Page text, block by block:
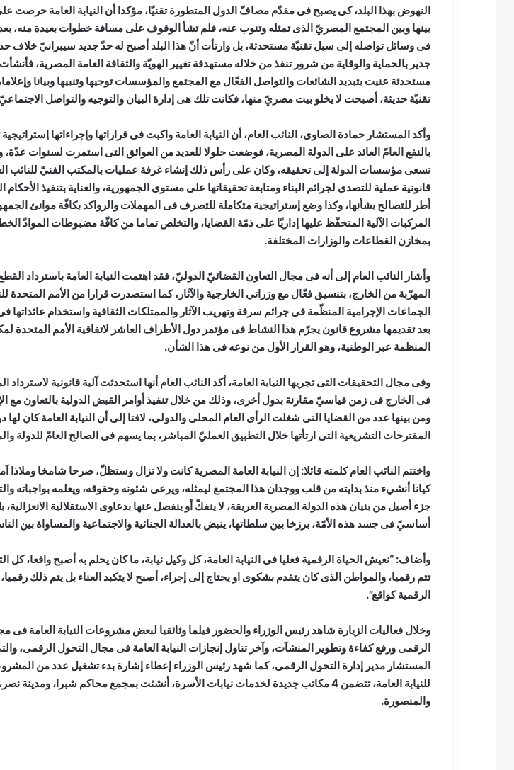
النهوض بهذا البلد، كى يصبح فى مقدّم مصافّ الدول المتطورة تقنيّا، مؤكدا أن النيابة العامة حرصت
بينها وبين المجتمع المصريّ الذى تمثله وتنوب عنه، فلم تشأ الوقوف على مسافة خطوات بعيدة منه،
فى وسائل تواصله إلى سبل تقنيّة مستحدثة، بل وارتأت أنّ هذا البلد أصبح له حدّ جديد سيبرانيّ خلاف
جدير بالحماية والوقاية من شرور تنفذ من خلاله مستهدفة تغيير الهويّة والثقافة العامة المصرية،
مستحدثة عنيت بتبديد الشائعات والتواصل الفعّال مع المجتمع والمؤسسات توجيها وتنبيها وبيانا
تقنيّة حديثة، أصبحت لا يخلو بيت مصريّ منها، فكانت تلك هى إدارة البيان والتوجيه والتواصل
وأكد المستشار حمادة الصاوى، النائب العام، أن النيابة العامة واكبت فى قراراتها وإجراءاتها
بالنفع العامّ العائد على الدولة المصرية، فوضعت حلولا للعديد من العوائق التى استمرت لسنوات
تسعى مؤسسات الدولة إلى تحقيقه، وكان على رأس ذلك إنشاء غرفة عمليات بالمكتب الفنيّ للنائب
قانونية عملية للتصدى لجرائم البناء ومتابعة تحقيقاتها على مستوى الجمهورية، والعناية بتنفيذ الأحكام
أطر للتصالح بشأنها، وكذا وضع إستراتيجية متكاملة للتصرف فى المهملات والرواكد بكافّة موانئ
المركبات الآلية المتحفّظ عليها إداريّا على ذمّة القضايا، والتخلص تماما من كافّة مضبوطات الموادّ
بمخازن القطاعات والوزارات المختلفة.
وأشار النائب العام إلى أنه فى مجال التعاون القضائيّ الدوليّ، فقد اهتمت النيابة العامة باسترداد
المهرّبة من الخارج، بتنسيق فعّال مع وزراتي الخارجية والآثار، كما استصدرت قرارا من الأمم المتحدة
الجماعات الإجرامية المنظّمة فى جرائم سرقة وتهريب الآثار والممتلكات الثقافية واستخدام عائداتها
بعد تقديمها مشروع قانون يجرّم هذا النشاط فى مؤتمر دول الأطراف العاشر لاتفاقية الأمم المتحدة
المنظمة عبر الوطنية، وهو القرار الأول من نوعه فى هذا الشأن.
وفى مجال التحقيقات التى تجريها النيابة العامة، أكد النائب العام أنها استحدثت آلية قانونية لاسترداد
فى الخارج فى زمن قياسيّ مقارنة بدول أخرى، وذلك من خلال تنفيذ أوامر القبض الدولية بالتعاون مع
ومن بينها عدد من القضايا التى شغلت الرأى العام المحلى والدولى، لافتا إلى أن النيابة العامة كان
المقترحات التشريعية التى ارتأتها خلال التطبيق العمليّ المباشر، بما يسهم فى الصالح العامّ للدولة
واختتم النائب العام كلمته قائلا: إن النيابة العامة المصرية كانت ولا تزال وستظلّ، صرحا شامخا وملاذا
كيانا أنشيء منذ بدايته من قلب ووجدان هذا المجتمع ليمثله، ويرعى شئونه وحقوقه، ويعلمه بواجباته
جزء أصيل من بنيان هذه الدولة المصرية العريقة، لا ينفكّ أو ينفصل عنها بدعاوى الاستقلالية
أساسيّ فى جسد هذه الأمّة، برزخا بين سلطاتها، ينبض بالعدالة الجنائية والاجتماعية والمساواة بين
وأضاف: “نعيش الحياة الرقمية فعليا فى النيابة العامة، كل وكيل نيابة، ما كان يحلم به أصبح واقعا،
تتم رقميا، والمواطن الذى كان يتقدم بشكوى او يحتاج إلى إجراء، أصبح لا يتكبد العناء بل يتم ذلك
الرقمية كواقع”.
وخلال فعاليات الزيارة شاهد رئيس الوزراء والحضور فيلما وثائقيا لبعض مشروعات النيابة العامة فى
الرقمى ورفع كفاءة وتطوير المنشآت، وآخر تناول إنجازات النيابة العامة فى مجال التحول الرقمى،
المستشار مدير إدارة التحول الرقمى، كما شهد رئيس الوزراء إعطاء إشارة بدء تشغيل عدد من
للنيابة العامة، تتضمن 4 مكاتب جديدة لخدمات نيابات الأسرة، أنشئت بمجمع محاكم شبرا، ومدينة
والمنصورة.